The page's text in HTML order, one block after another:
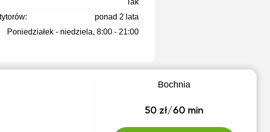
Tak
ponad 2 lata
Poniedziałek - niedziela, 8:00 - 21:00
Bochnia
50 zł/60 min